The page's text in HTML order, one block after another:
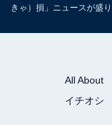
きゃ）損」ニュースが盛り
All About
イチオシ